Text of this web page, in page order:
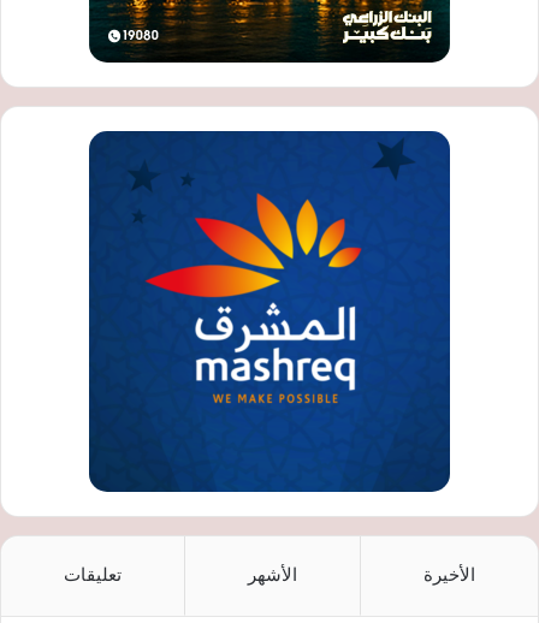
الأخيرة الأشهر تعليقات